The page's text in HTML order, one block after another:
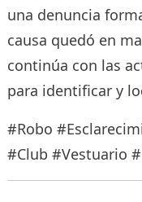
una denuncia
causa quedó en
continúa con las
para identificar y
#Robo
#Club #Vestuario